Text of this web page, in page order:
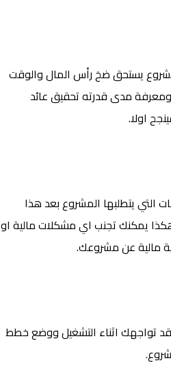
يستحق ضخ رأس المال والوقت
ومعرفة مدى قدرته تحقيق عائد
اولا.
التي يتطلبها المشروع بعد هذا
يمكنك تجنب اي مشكلات مالية او
مالية عن مشروعك.
قد تواجهك اثناء التشغيل ووضع خطط